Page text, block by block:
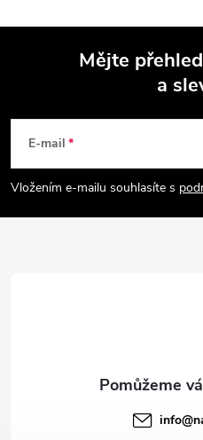
p
a
Mějte
a
E-mail
Vložením e-mailu souhlasíte s
info@